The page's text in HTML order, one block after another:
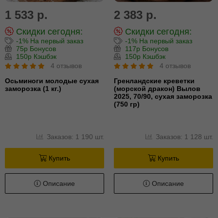
1 533 р.
Скидки сегодня:
-1% На первый заказ
75р Бонусов
150р Кэшбэк
4 отзывов
Осьминоги молодые сухая
заморозка (1 кг.)
Заказов: 1 190 шт.
Купить
Описание
2 383 р.
Скидки сегодня:
-1% На первый заказ
117р Бонусов
150р Кэшбэк
4 отзывов
Гренландские креветки
(морской дракон) Вылов
2025, 70/90, сухая заморозка
(750 гр)
Заказов: 1 128 шт.
Купить
Описание